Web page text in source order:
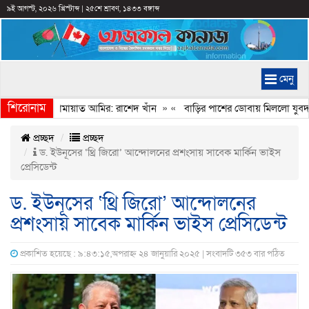
৯ই আগস্ট, ২০২৬ খ্রিস্টাব্দ| ২৫শে শ্রাবণ, ১৪৩৩ বঙ্গাব্দ
মেনু
শিরোনাম
করেন জামায়াত আমির: রাশেদ খাঁন » « বাড়ির পাশের ডোবায় মিললো যুবদল
প্রচ্ছদ
প্রচ্ছদ
ড. ইউনূসের ‘থ্রি জিরো’ আন্দোলনের প্রশংসায় সাবেক মার্কিন ভাইস
প্রেসিডেন্ট
ড. ইউনূসের ‘থ্রি জিরো’ আন্দোলনের
প্রশংসায় সাবেক মার্কিন ভাইস প্রেসিডেন্ট
প্রকাশিত হয়েছে : ৯:৪৩:১৫,অপরাহ্ন ২৪ জানুয়ারি ২০২৫ | সংবাদটি ৩৫৩ বার পঠিত